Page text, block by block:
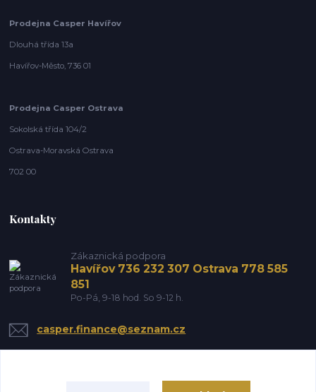
Prodejna Casper Havířov
Dlouhá třída 13a
Havířov-Město, 736 01
Prodejna Casper Ostrava
Sokolská třída 104/2
Ostrava-Moravská Ostrava
702 00
Kontakty
Zákaznická podpora
Havířov 736 232 307 Ostrava 778 585
851
Po-Pá, 9-18 hod. So 9-12 h.
casper.finance@seznam.cz